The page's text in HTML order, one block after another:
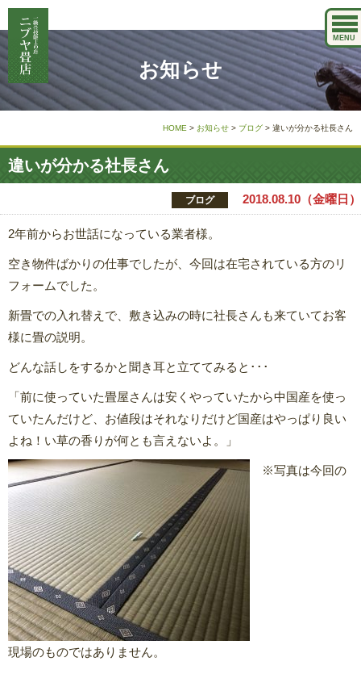
MENU
お知らせ
HOME > お知らせ > ブログ > 違いが分かる社長さん
違いが分かる社長さん
ブログ 2018.08.10（金曜日）
2年前からお世話になっている業者様。
空き物件ばかりの仕事でしたが、今回は在宅されている方のリ
フォームでした。
新畳での入れ替えで、敷き込みの時に社長さんも来ていてお客
様に畳の説明。
どんな話しをするかと聞き耳と立ててみると･･･
「前に使っていた畳屋さんは安くやっていたから中国産を使っ
ていたんだけど、お値段はそれなりだけど国産はやっぱり良い
よね！い草の香りが何とも言えないよ。」
※写真は今回の
現場のものではありません。